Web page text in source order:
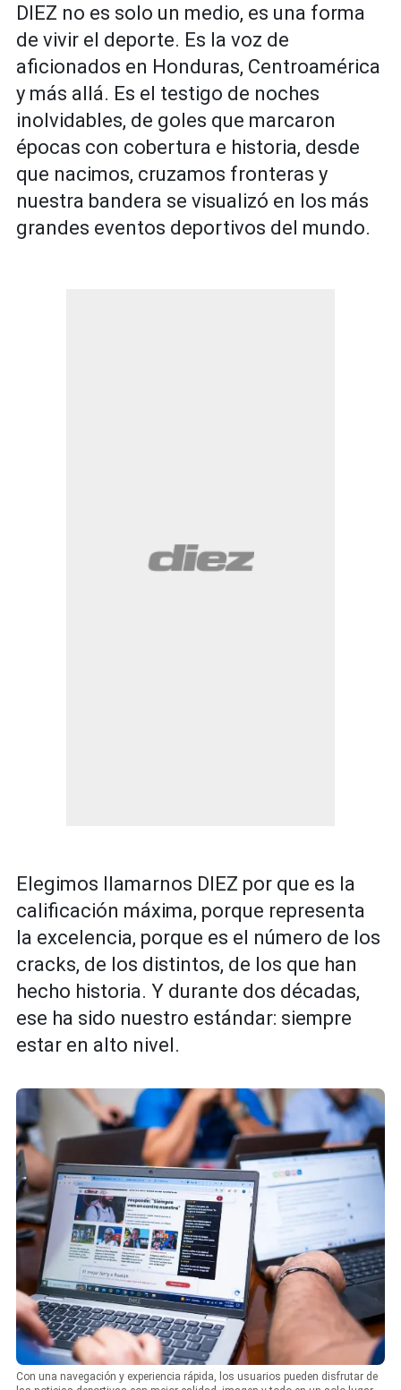
DIEZ no es solo un medio, es una forma
de vivir el deporte. Es la voz de
aficionados en Honduras, Centroamérica
y más allá. Es el testigo de noches
inolvidables, de goles que marcaron
épocas con cobertura e historia, desde
que nacimos, cruzamos fronteras y
nuestra bandera se visualizó en los más
grandes eventos deportivos del mundo.
Elegimos llamarnos DIEZ por que es la
calificación máxima, porque representa
la excelencia, porque es el número de los
cracks, de los distintos, de los que han
hecho historia. Y durante dos décadas,
ese ha sido nuestro estándar: siempre
estar en alto nivel.
Con una navegación y experiencia rápida, los usuarios pueden disfrutar de